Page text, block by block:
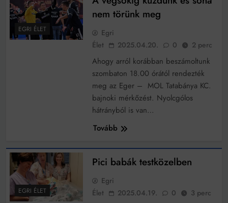
EGRI ÉLET
nem törünk meg
Egri
Élet
2025.04.20. 0 2 perc
Ahogy arról korábban beszámoltunk
szombaton 18.00 órától rendezték
meg az Eger – MOL Tatabánya KC.
bajnoki mérkőzést. Nyolcgólos
hátrányból is van…
Tovább
EGRI ÉLET
Pici babák testközelben
Egri
Élet
2025.04.19. 0 3 perc